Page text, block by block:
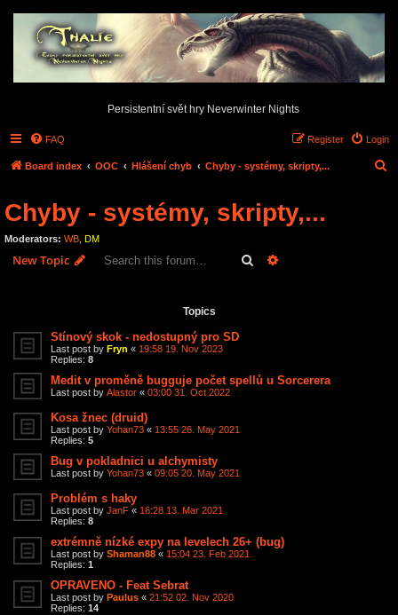
Persistentní svět hry Neverwinter Nights
FAQ Login
Register
Board index OOC Hlášení chyb Chyby - systémy, skripty,...
Chyby - systémy, skripty,...
Moderators: WB DM
New Topic Search
Topics
Stínový skok - nedostupný pro SD
Last post by Fryn « 19:58 19. Nov 2023
Replies: 8
Medit v proměně bugguje počet spellů u Sorcerera
Last post by Alastor « 03:00 31. Oct 2022
Kosa žnec (druid)
Last post by Yohan73 « 13:55 26. May 2021
Replies: 5
Bug v pokladnici u alchymisty
Last post by Yohan73 « 09:05 20. May 2021
Problém s haky
Last post by JanF « 16:28 13. Mar 2021
Replies: 8
extrémně nízké expy na levelech 26+ (bug)
Last post by Shaman88 « 15:04 23. Feb 2021
Replies: 1
OPRAVENO - Feat Sebrat
Last post by Paulus « 21:52 02. Nov 2020
Replies: 14